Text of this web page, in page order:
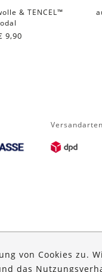
& TENCEL™
9,90
von Cookies zu.
das